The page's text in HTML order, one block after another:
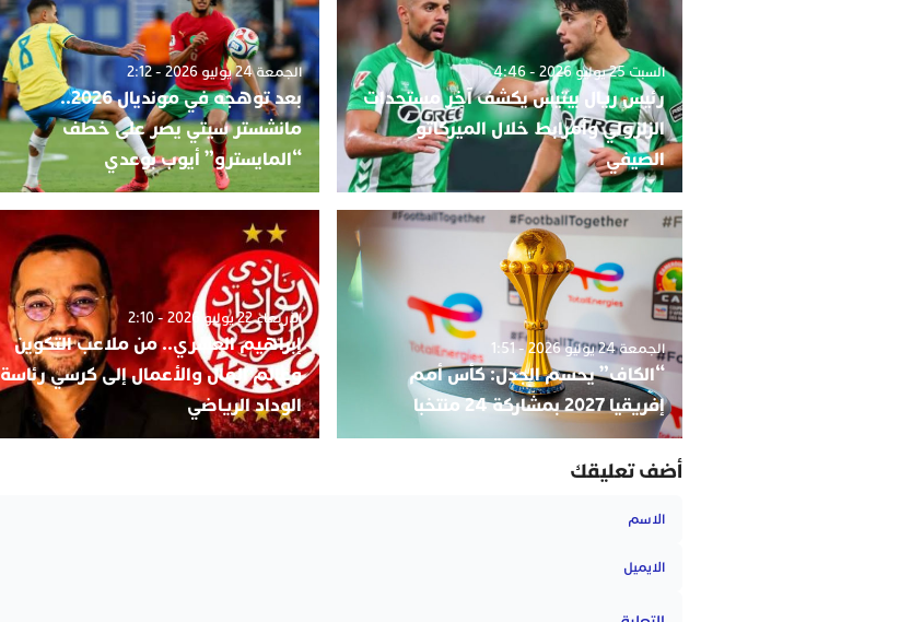
السبت 25 يوليو 2026 - 4:46
رئيس ريال بيتيس يكشف آخر مستجدات
الزلزولي وأمرابط خلال الميركاتو
الصيفي
الجمعة 24 يوليو 2026 - 2:12
بعد توهجه في مونديال 2026..
مانشستر سيتي يصر على خطف
“المايسترو” أيوب بوعدي
الجمعة 24 يوليو 2026 - 1:51
“الكاف” يحسم الجدل: كأس أمم
إفريقيا 2027 بمشاركة 24 منتخبا
الأربعاء 22 يوليو 2026 - 2:10
إبراهيم العسري.. من ملاعب التكوين
وعالم المال والأعمال إلى كرسي رئاسة
الوداد الرياضي
أضف تعليقك